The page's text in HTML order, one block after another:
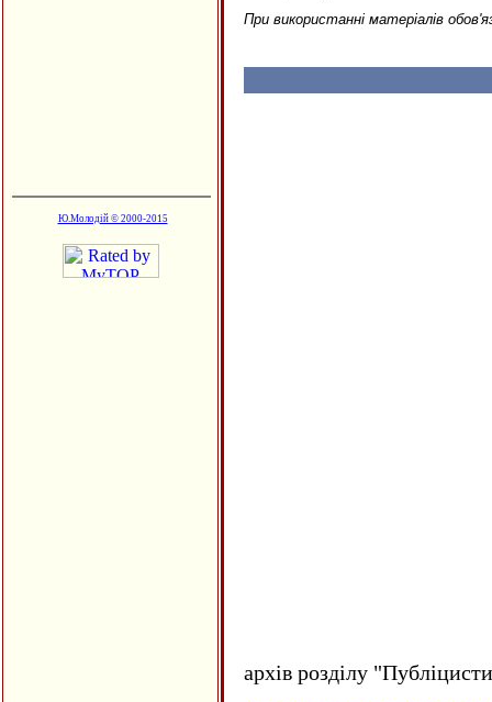
Ю.Молодій © 2000-2015
При використанні матеріалів
архів розділу